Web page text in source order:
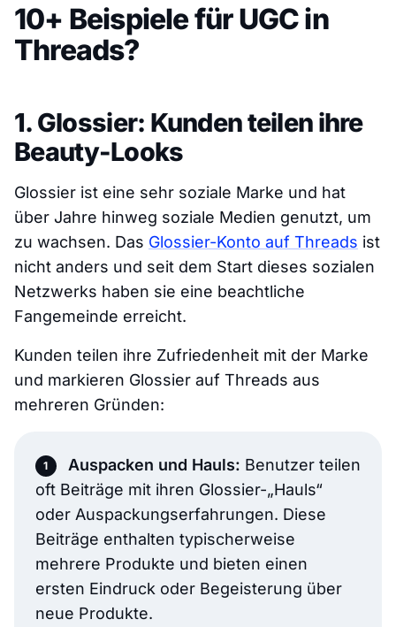
10+ Beispiele für UGC in
Threads?
1. Glossier: Kunden teilen ihre
Beauty-Looks
Glossier ist eine sehr soziale Marke und hat
über Jahre hinweg soziale Medien genutzt, um
zu wachsen. Das Glossier-Konto auf Threads ist
nicht anders und seit dem Start dieses sozialen
Netzwerks haben sie eine beachtliche
Fangemeinde erreicht.
Kunden teilen ihre Zufriedenheit mit der Marke
und markieren Glossier auf Threads aus
mehreren Gründen:
Auspacken und Hauls: Benutzer teilen
oft Beiträge mit ihren Glossier-„Hauls“
oder Auspackungserfahrungen. Diese
Beiträge enthalten typischerweise
mehrere Produkte und bieten einen
ersten Eindruck oder Begeisterung über
neue Produkte.